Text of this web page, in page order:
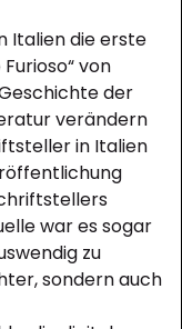
Italien die erste
von
der
verändern
in Italien
war es sogar
zu
sondern auch